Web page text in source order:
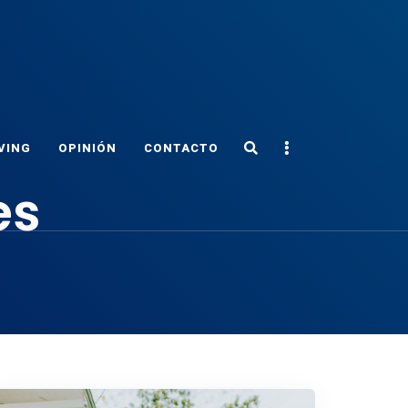
OPINIÓN CONTACTO SearchSidebar